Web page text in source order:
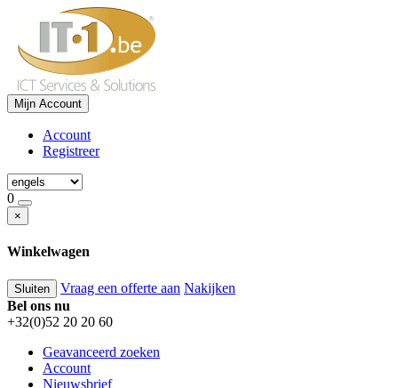
Mijn Account
Account
Registreer
0
×
Winkelwagen
Sluiten Vraag een offerte aan Nakijken
Bel ons nu
+32(0)52 20 20 60
Geavanceerd zoeken
Account
Nieuwsbrief